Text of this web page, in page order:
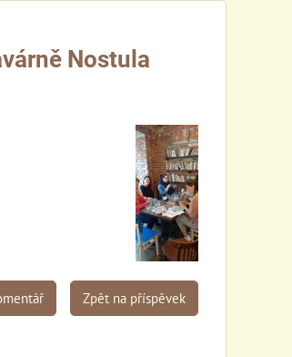
Nostula
Zpět na příspěvek